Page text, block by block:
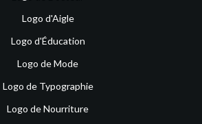
Logo d'Aigle
Logo d'Éducation
Logo de Mode
Logo de Typographie
Logo de Nourriture